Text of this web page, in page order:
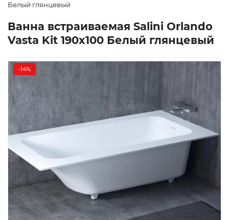
Белый глянцевый
Ванна встраиваемая Salini Orlando
Vasta Kit 190x100 Белый глянцевый
-14%